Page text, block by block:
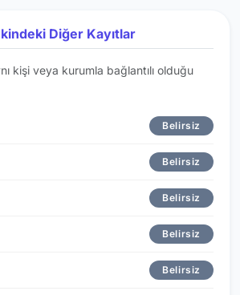
Diğer Kayıtlar
kişi veya kurumla bağlantılı olduğu
Belirsiz
Belirsiz
Belirsiz
Belirsiz
Belirsiz